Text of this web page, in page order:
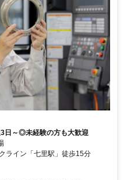
日～◎未経験の方も大歓迎
ライン「七里駅」徒歩15分